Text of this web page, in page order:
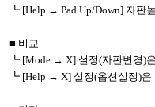
┗ [Help → Pad Up/Down] 자판
■ 비교
┗ [Mode → X] 설정(자판변경)은
┗ [Help → X] 설정(옵션설정)은